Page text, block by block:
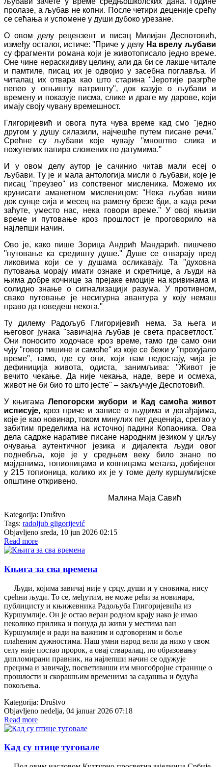
пролазе, а љубав не копни. После четири деценије срећу
се сећања и успомене у души дубоко урезане.
О овом делу рецензент и писац Милијан Деспотовић,
између осталог, истиче:''Приче у делу На врелу љубави
су фрагменти романа који је животописало једно време.
Оне чине нераскидиву целину, али да би се лакше читале
и памтиле, писац их је одвојио у засебна поглавља. И
читалац их отвара као што старина ''Јеротије разгрће
пепео у огњишту ватришту'', док казује о љубави и
времену и показује писма, слике и драге му дарове, који
имају своју чувану времешност.
Глигоријевић и овога пута чува време кад смо ''једно
другом у душу силазили, најчешће путем писане речи.''
Срећне су љубави које чувају ''мноштво слика и
пожутелих папира сложених по датумима.''
И у овом делу аутор је сачинио читав мали есеј о
љубави. Ту је и мала антологија мисли о љубави, које је
писац ''преузео'' из сопственог мисленика. Можемо их
крунисати аманетном мисленицом: ''Нека љубав живи
док сунце сија и месец на рамену брезе бди, а када речи
заћуте, уместо нас, нека говори време.'' У овој књизи
време и путовање кроз прошлост је проговорило на
најлепши начин.
Ово је, како пише Зорица Андрић Мандарић, пишчево
''путовање ка средишту душе.'' Душе се отварају пред
ликовима који се у душама осликавају. Та ''духовна
путовања морају имати ознаке и скретнице, а људи на
њима добре кочнице за прејаке емоције на кривинама и
солидно знање о сигнализацији разума. У противном,
свако путовање је несигурна авантура у коју немаш
право да поведеш некога.''
Ту дилему Радољуб Глигоријевић нема. За њега и
његовог јунака ''завичајна љубав је света прасветлост.''
Они поносито ходочасе кроз време, тамо где само они
чују ''говор тишине и самоће'' из које се бежи у ''прохујало
време'', тамо, где су они, који нам недостају, чија је
дефиниција живота, одиста, занимљива: ''Живот је
вечито чекање. Да није чекања, наде, вере и осмеха,
живот не би био то што јесте'' – закључује Деспотовић.
У књигамаЛепогорски жубори и Кад самоћа живот
исписује, кроз приче и записе о људима и догађајима,
које је као новинар, током минулих пет деценија, сретао у
забитим пределима на источној падини Копаоника. Ова
дела садрже наративе писане народним језиком у циљу
очувања аутентичног језика и дијалекта људи овог
поднебља, које је у средњем веку било знано по
мајданима, топионицама и ковницама метала, добијеног
у 215 топионица, колико их је у томе делу куршумлијске
општине откривено.
Малина Маја Савић
Kategorija: Društvo
Tags: radoljub gligorijević
Objavljeno sreda, 10 jun 2026 02:15
Read more
Књига за сва времена
Људи, којима завичај није у срцу, души и у сновима, нису
срећни људи. То се, међутим, не може рећи за новинара,
публицисту и књижевника Радољуба Глигоријевића из
Куршумлије. Он је остао веран родном крају иако је имао
неколико прилика и понуда да живи у местима ван
Куршумлије и ради на важним и одговорним и боље
плаћеним дужностима. Наш умни народ вели да нико у свом
селу није постао пророк, а овај стваралац, по образовању
дипломирани правник, на најлепши начин се одужује
прецима и завичају, посветивиши им многобројне странице о
прошлости и скорашњим временима за садашња и будућа
покољења.
Kategorija: Društvo
Objavljeno nedelja, 04 januar 2026 07:18
Read more
Кад су птице туговале